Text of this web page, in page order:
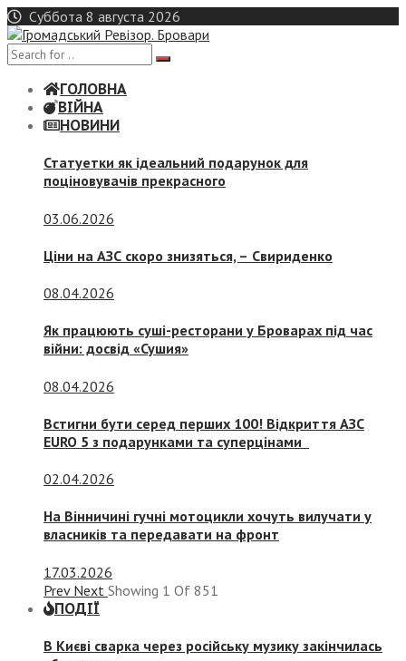
Skip
to
content
Суббота 8 августа 2026
ГОЛОВНА
ВІЙНА
НОВИНИ
Статуетки як ідеальний подарунок для
поціновувачів прекрасного
03.06.2026
Ціни на АЗС скоро знизяться, – Свириденко
08.04.2026
Як працюють суші-ресторани у Броварах під час
війни: досвід «Сушия»
08.04.2026
Встигни бути серед перших 100! Відкриття АЗС
EURO 5 з подарунками та суперцінами
02.04.2026
На Вінничині гучні мотоцикли хочуть вилучати у
власників та передавати на фронт
17.03.2026
Prev Next Showing 1 Of 851
ПОДІЇ
В Києві сварка через російську музику закінчилась